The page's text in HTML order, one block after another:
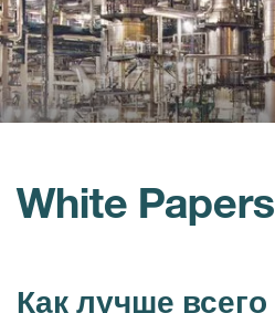
White Papers
Как лучше всего